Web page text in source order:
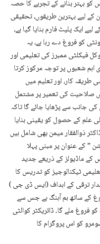
کو بہتر بنانے کے تجربے کا حصہ
کے لیے بہترین طریقوں، تحقیقی
ایک پلیٹ فارم بنایا گیا ہے،
کو فروغ دے رہا ہے، یہ
فیکلٹی ممبرز کی تعلیمی اور
شعبوں پر توجہ مرکوز کرتا
طریقہ کار، اور تعلیم میں
صلاحیت کی تعمیر پر مشتمل
جانب سے پڑھایا جائے گا تاکہ
علم کے حصول کو یقینی بنایا
ذوالفقار میمن بھی شامل ہیں
” کے عنوان پر مبنی پہلا
کے ماڈیولز کے ذریعے جدید
ٹیکنالوجیز کو تدریس کا
ترقی کے اہداف (ایس ڈی جی )
کے فروغ کے ساتھ ہم آہنگ ہے جس سے
ملے گا۔ ڈائریکٹر کوالٹی
کو اس پروگرام کا